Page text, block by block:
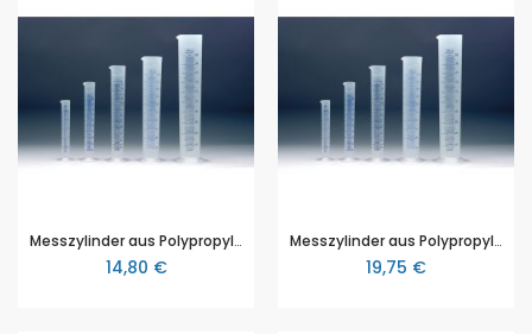
Messzylinder aus Polypropylen (PP), 500 ml, mit blauer aufgedruckter Skala, Vitlab Qualität
14,80 €
Messzylinder aus Polypropylen (PP), 1000 ml, mit blauer aufgedruckter Skala, Vitlab Qualität
19,75 €